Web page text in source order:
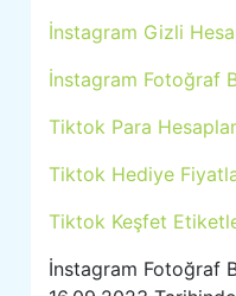
İnstagram Gizli
İnstagram Fotoğraf
Tiktok Para
Tiktok Hediye
Tiktok Keşfet
İnstagram Fotoğraf